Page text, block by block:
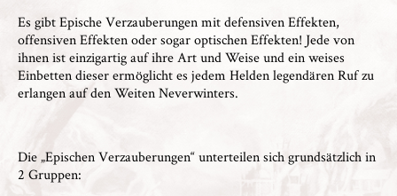
Es gibt Epische Verzauberungen mit defensiven Effekten,
offensiven Effekten oder sogar optischen Effekten! Jede von
ihnen ist einzigartig auf ihre Art und Weise und ein weises
Einbetten dieser ermöglicht es jedem Helden legendären Ruf zu
erlangen auf den Weiten Neverwinters.
Die „Epischen Verzauberungen“ unterteilen sich grundsätzlich in
2 Gruppen: